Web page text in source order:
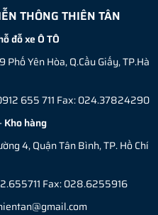
THÔNG THIÊN TÂN
đỗ xe Ô TÔ
Yên Hòa, Q.Cầu Giấy, TP.Hà
655 711 Fax: 024.37824290
Kho hàng
4, Quận Tân Bình, TP. Hồ Chí
Fax: 028.6255916